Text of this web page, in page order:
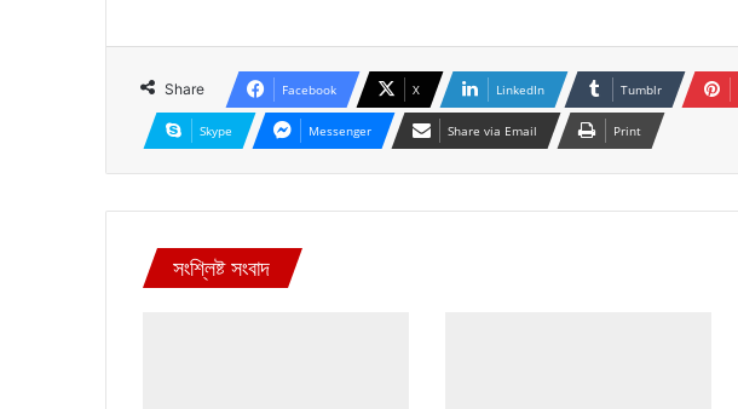
Share Facebook X LinkedIn Tumblr
Skype Messenger Share via Email Print
সংশ্লিষ্ট সংবাদ